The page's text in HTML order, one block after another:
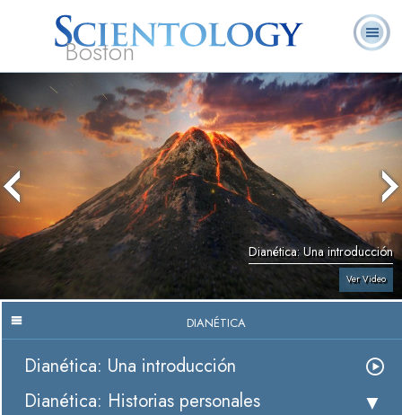
Boston
Hubbard
¿Qué es
Scientology?
Ministros
Voluntarios
Preguntas
Frecuentes
Libros
Dianética: Una introducción
Ver Video
DIANÉTICA
Dianética: Una introducción
Dianética: Historias personales